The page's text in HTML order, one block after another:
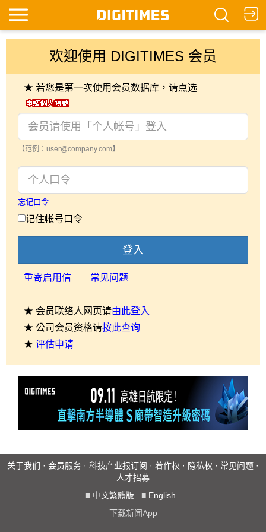
欢迎使用 DIGITIMES 会员
★ 若您是第一次使用会员数据库，请点选
【范例：user@company.com】
忘记口令
记住帐号口令
登入
重寄启用信 常见问题
★ 会员联络人网页请由此登入
★ 公司会员资格请按此查询
★ 评估申请
关于我们 · 会员服务 · 科技产业报订阅 · 着作权 · 隐私权 · 常见问题 ·
人才招募
■ 中文繁體版 ■ English
下载新闻App